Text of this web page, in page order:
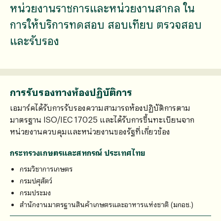
หน่วยงานราชการและหน่วยงานสากล ใน
การให้บริการทดสอบ สอบเทียบ ตรวจสอบ
และรับรอง
การรับรองทางห้องปฏิบัติการ
เอมาร์คได้รับการรับรองความสามารถห้องปฏิบัติการตาม
มาตรฐาน ISO/IEC 17025 และได้รับการขึ้นทะเบียนจาก
หน่วยงานควบคุมและหน่วยงานของรัฐที่เกี่ยวข้อง
กระทรวงเกษตรและสหกรณ์ ประเทศไทย
กรมวิชาการเกษตร
กรมปศุสัตว์
กรมประมง
สำนักงานมาตรฐานสินค้าเกษตรและอาหารแห่งชาติ (มกอช.)